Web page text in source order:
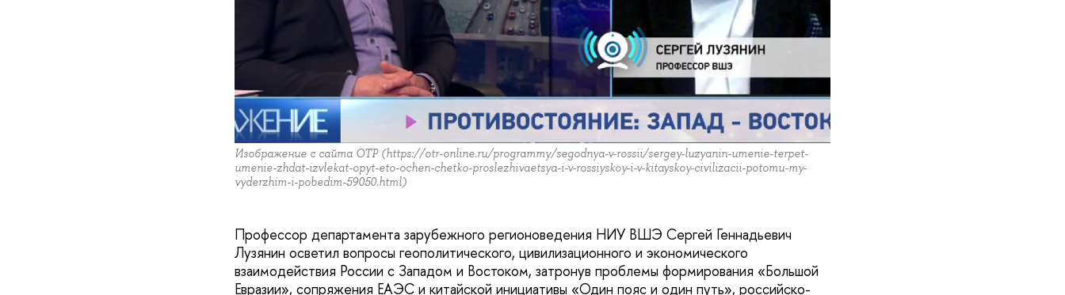
Изображение с сайта ОТР (https://otr-online.ru/programmy/segodnya-v-rossii/sergey-luzyanin-umenie-terpet-
umenie-zhdat-izvlekat-opyt-eto-ochen-chetko-proslezhivaetsya-i-v-rossiyskoy-i-v-kitayskoy-civilizacii-potomu-my-
vyderzhim-i-pobedim-59050.html)
Профессор департамента зарубежного регионоведения НИУ ВШЭ Сергей Геннадьевич
Лузянин осветил вопросы геополитического, цивилизационного и экономического
взаимодействия России с Западом и Востоком, затронув проблемы формирования «Большой
Евразии», сопряжения ЕАЭС и китайской инициативы «Один пояс и один путь», российско-